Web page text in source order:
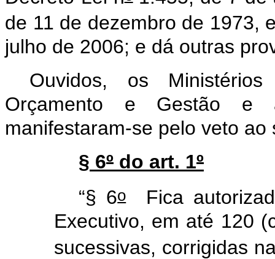
de 11 de dezembro de 1973,
julho de 2006; e dá outras
Ouvidos, os
Orçamento e Gestão e
manifestaram-se pelo veto ao
§ 6º do art. 1º
“§ 6oFica
Executivo, em até 120
sucessivas, corrigidas